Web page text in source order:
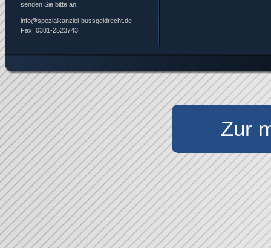
senden Sie bitte an:
info@spezialkanzlei-bussgeldrecht.de
Fax: 0381-2523743
Zur